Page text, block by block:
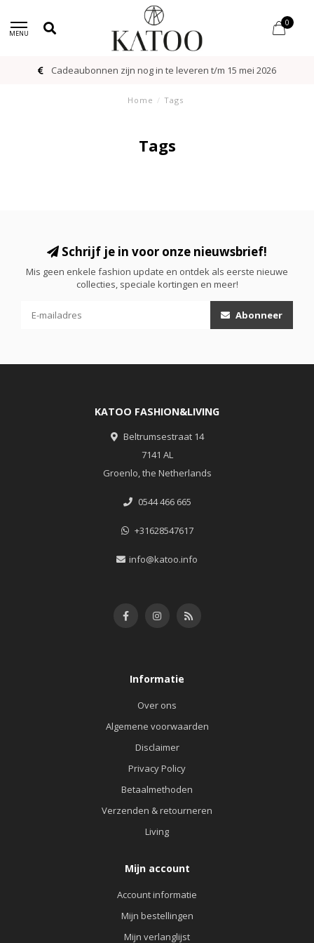
MENU
0
Cadeaubonnen zijn nog in te leveren t/m 15 mei 2026
Home / Tags
Tags
Schrijf je in voor onze nieuwsbrief!
Mis geen enkele fashion update en ontdek als eerste nieuwe
collecties, speciale kortingen en meer!
Abonneer
KATOO FASHION&LIVING
Beltrumsestraat 14
7141 AL
Groenlo, the Netherlands
0544 466 665
+31628547617
info@katoo.info
Informatie
Over ons
Algemene voorwaarden
Disclaimer
Privacy Policy
Betaalmethoden
Verzenden & retourneren
Living
Mijn account
Account informatie
Mijn bestellingen
Mijn verlanglijst